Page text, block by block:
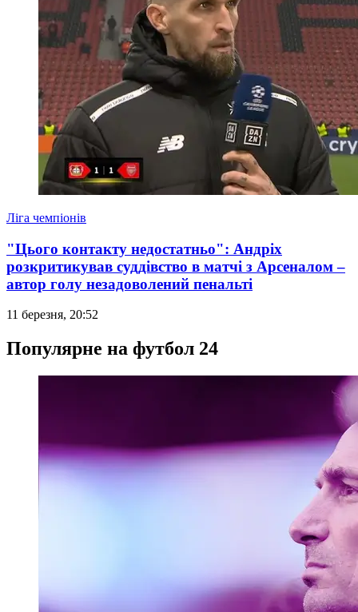
Ліга чемпіонів
"Цього контакту недостатньо": Андріх
розкритикував суддівство в матчі з Арсеналом –
автор голу незадоволений пенальті
11 березня, 20:52
Популярне на футбол 24